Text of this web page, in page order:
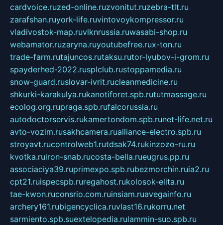
cardvoice.ruzed-online.ruzvonitut.ruzebra-tlt.ru
zarafshan.ruyork-life.ruvintovoykompressor.ru
vladivostok-map.ruvlknrussia.ruwasabi-shop.ru
webamator.ruzaryna.ruyoutubefree.rux-ton.ru
trade-farm.rutajuncos.rutaksu.rutor-lyubov-i-grom.ru
spayderhed-2022.rusplclub.rustoppamedia.ru
snow-guard.ruslovar-ivrit.rucleanmedicine.ru
shkurki-karakulya.rukanotiforet.spb.rututmassage.ru
ecolog.org.rupraga.spb.rufalcorussia.ru
autodoctorservis.rukamertondom.spb.runet-life.net.ru
avto-vozim.rusakhcamera.rualliance-electro.spb.ru
stroyavt.rucontrolweb1.rutdsak74.rukinzozo-ru.ru
kvotka.ruiron-snab.rucosta-bella.rueugrus.pp.ru
associaciya39.ruprimexpo.spb.rubezmorchin.ruia2.ru
cpt21.ruispecspb.ruregahost.rukolosok-elita.ru
tae-kwon.ruconsrio.com.ruinsiam.ruavegainfo.ru
archery161.rubigencyclica.ruvlast16.rukorru.net
sarmiento.spb.suextelopedia.rulammin-suo.spb.ru